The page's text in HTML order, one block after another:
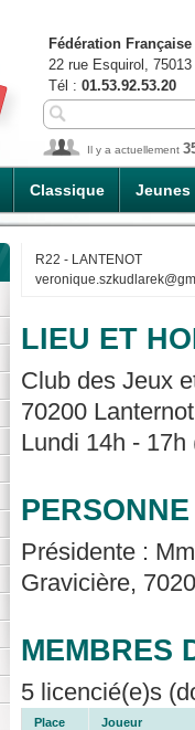
Classique Jeunes
Fédération
22 rue Esquirol,
Tél : 01.53.92.53.20
Il y a actuellement
R22 - LANTENOT
LIEU ET
Club des Jeux
70200
Lundi 14h -
Présidente :
Gravicière,
MEMBRES
5 licencié(e)s
Place Joueur